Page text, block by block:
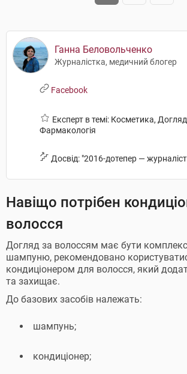
Ганна Беловольченко
Журналістка, медичний блогер
Facebook
Експерт в темі: Косметика,
Фармакологія
Досвід: "2016-дотепер —
Навіщо потрібен
волосся
Догляд за волоссям має бути
шампуню, рекомендовано
кондиціонером для волосся, який
та захищає.
До базових засобів належать:
шампунь;
кондиціонер;